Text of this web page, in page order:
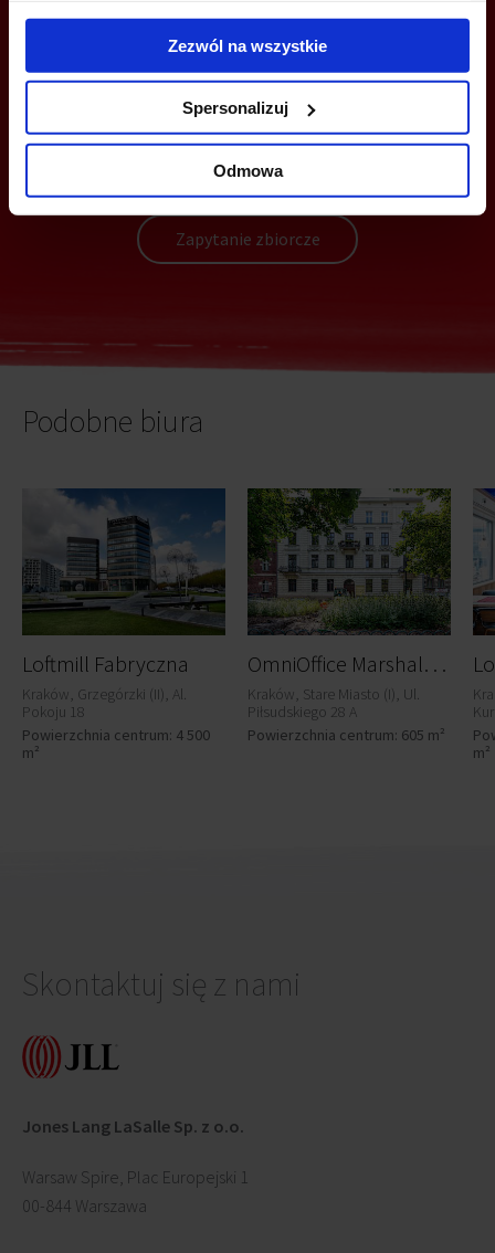
Zezwól na wszystkie
Spersonalizuj
Odmowa
ZADZWOŃ I DOWIEDZ SIĘ WIĘCEJ
+48 22 167 04 00
flexoffice@bazabiur.pl
Wyślij zapytanie
Zapytanie zbiorcze
Podobne biura
Loftmill Fabryczna
Kraków, Grzegórzki (II), Al.
Pokoju 18
Powierzchnia centrum: 4 500
m²
O
mniOffice Marshal Center
Kraków, Stare Miasto (I), Ul.
Piłsudskiego 28 A
Powierzchnia centrum: 605 m²
m²
Skontaktuj się z nami
Jones Lang LaSalle Sp. z o.o.
Warsaw Spire, Plac Europejski 1
00-844 Warszawa